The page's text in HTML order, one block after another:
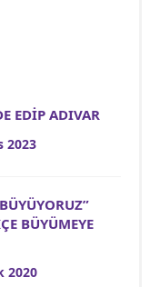
EDİP ADIVAR
2023
BÜYÜMEYE
2020